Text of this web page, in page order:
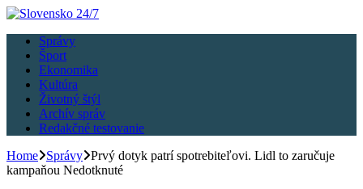
Správy
Šport
Ekonomika
Kultúra
Životný štýl
Archív správ
Redakčné testovanie
Home
Správy Prvý dotyk patrí spotrebiteľovi. Lidl to zaručuje
kampaňou Nedotknuté